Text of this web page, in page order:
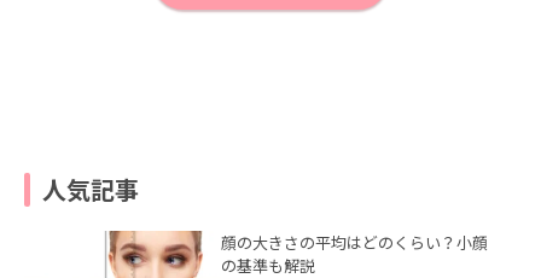
人気記事
顔の大きさの平均はどのくらい？小顔
の基準も解説